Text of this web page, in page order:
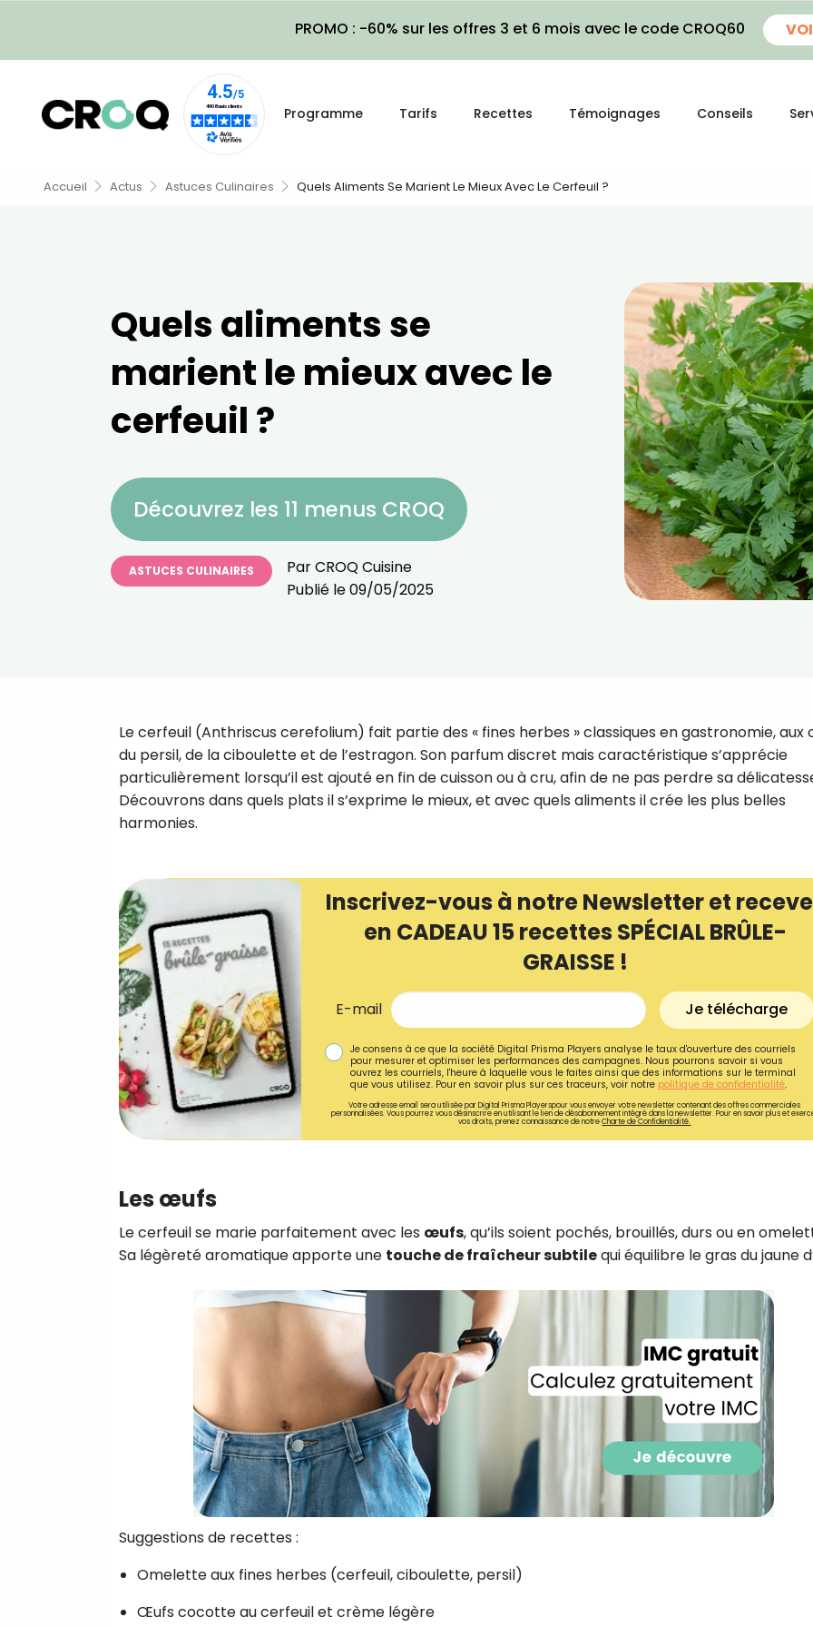
PROMO : -60% sur les offres 3 et 6 mois avec le code CROQ60
Programme Tarifs Recettes Témoignages Conseils
Accueil Actus Astuces Culinaires Quels Aliments Se Marient Le Mieux Avec Le Cerfeuil ?
Quels aliments se
marient le mieux avec le
cerfeuil ?
Découvrez les 11 menus CROQ
ASTUCES CULINAIRES ParCROQ Cuisine
Publié le09/05/2025
Le cerfeuil (Anthriscus cerefolium) fait partie des « fines herbes » classiques en gastronomie, aux
du persil, de la ciboulette et de l’estragon. Son parfum discret mais caractéristique s’apprécie
particulièrement lorsqu’il est ajouté en fin de cuisson ou à cru, afin de ne pas perdre sa
Découvrons dans quels plats il s’exprime le mieux, et avec quels aliments il crée les plus belles
harmonies.
Inscrivez-vous à notre Newsletter et
en CADEAU 15 recettes SPÉCIAL BRÛLE-
GRAISSE !
E-mail Je télécharge
Je consens à ce que la société Digital Prisma Players analyse le taux d'ouverture des courriels
pour mesurer et optimiser les performances des campagnes. Nous pourrons savoir si vous
ouvrez les courriels, l'heure à laquelle vous le faites ainsi que des informations sur le terminal
que vous utilisez. Pour en savoir plus sur ces traceurs, voir notre politique de confidentialité.
Votre adresse email sera utilisée par Digital Prisma Playerspour vous envoyer votre newsletter contenant des offres commerciales
personnalisées. Vous pourrez vous désinscrire en utilisant le lien de désabonnement intégré dans la newsletter. Pour en savoir plus et
vos droits, prenez connaissance de notreCharte de Confidentialité.
Les œufs
Le cerfeuil se marie parfaitement avec les œufs, qu’ils soient pochés, brouillés, durs ou en
Sa légèreté aromatique apporte une touche de fraîcheur subtilequi équilibre le gras du jaune
Suggestions de recettes :
Omelette aux fines herbes (cerfeuil, ciboulette, persil)
Œufs cocotte au cerfeuil et crème légère
Recevez